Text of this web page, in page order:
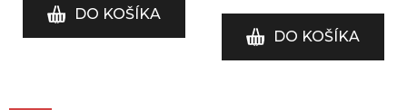
DO KOŠÍKA
DO KOŠÍKA